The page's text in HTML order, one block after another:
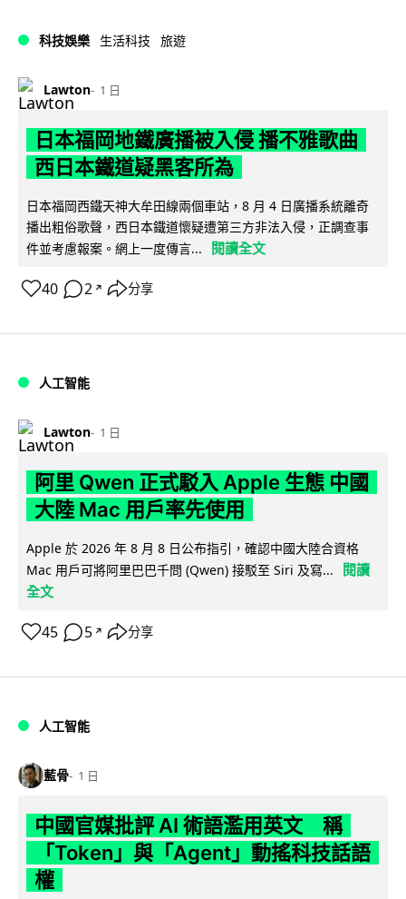
科技娛樂 生活科技 旅遊
Lawton 1 日
日本福岡地鐵廣播被入侵 播不雅歌曲
西日本鐵道疑黑客所為
日本福岡西鐵天神大牟田線兩個車站，8 月 4 日廣播系統離奇
播出粗俗歌聲，西日本鐵道懷疑遭第三方非法入侵，正調查事
件並考慮報案。網上一度傳言...
閱讀全文
40 2 ↗ 分享
人工智能
Lawton 1 日
阿里 Qwen 正式駁入 Apple 生態 中國
大陸 Mac 用戶率先使用
Apple 於 2026 年 8 月 8 日公布指引，確認中國大陸合資格
Mac 用戶可將阿里巴巴千問 (Qwen) 接駁至 Siri 及寫...
閱讀
全文
45 5 ↗ 分享
人工智能
藍骨 1 日
中國官媒批評 AI 術語濫用英文 稱
「Token」與「Agent」動搖科技話語
權